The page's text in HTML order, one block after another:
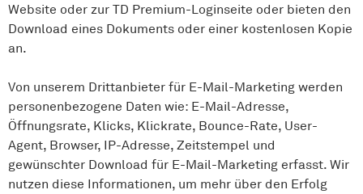
Website oder zur TD Premium-Loginseite oder bieten den
Download eines Dokuments oder einer kostenlosen Kopie
an.
Von unserem Drittanbieter für E-Mail-Marketing werden
personenbezogene Daten wie: E-Mail-Adresse,
Öffnungsrate, Klicks, Klickrate, Bounce-Rate, User-
Agent, Browser, IP-Adresse, Zeitstempel und
gewünschter Download für E-Mail-Marketing erfasst. Wir
nutzen diese Informationen, um mehr über den Erfolg